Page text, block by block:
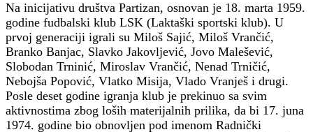
Na inicijativu društva Partizan, osnovan je 18. marta 1959.
godine fudbalski klub LSK (Laktaški sportski klub). U
prvoj generaciji igrali su Miloš Sajić, Miloš Vrančić,
Branko Banjac, Slavko Jakovljević, Jovo Malešević,
Slobodan Trninić, Miroslav Vrančić, Nenad Trničić,
Nebojša Popović, Vlatko Misija, Vlado Vranješ i drugi.
Posle deset godine igranja klub je prekinuo sa svim
aktivnostima zbog loših materijalnih prilika, da bi 17. juna
1974. godine bio obnovljen pod imenom Radnički